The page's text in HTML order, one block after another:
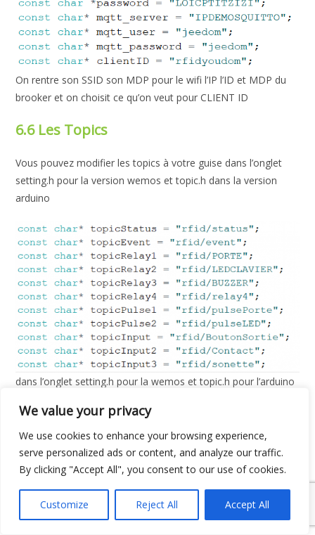
We value your privacy
We use cookies to enhance your browsing experience,
serve personalized ads or content, and analyze our traffic.
By clicking "Accept All", you consent to our use of cookies.
Customize Reject All Accept All
On rentre son SSID son MDP pour le wifi l’IP l’ID et MDP du
brooker et on choisit ce qu’on veut pour CLIENT ID
6.6 Les Topics
Vous pouvez modifier les topics à votre guise dans l’onglet
setting.h pour la version wemos et topic.h dans la version
arduino
dans l’onglet setting.h pour la wemos et topic.h pour l’arduino
Les topics infos sont :
rfid/status c’est ici que toutes les 10 secondes la wemos
publie 1 pour dire qu’elle est bien connectée
rfid/event c’est ici que la wemos publiera les informations
venant du lecteur